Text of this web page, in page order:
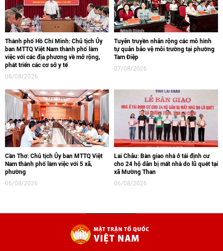
Thành phố Hồ Chí Minh: Chủ tịch Ủy
ban MTTQ Việt Nam thành phố làm
việc với các địa phương về mở rộng,
phát triển các cơ sở y tế
08/08/2026
Tuyên truyền nhân rộng các mô hình
tự quản bảo vệ môi trường tại phường
Tam Điệp
07/08/2026
Cần Thơ: Chủ tịch Ủy ban MTTQ Việt
Nam thành phố làm việc với 5 xã,
phường
06/08/2026
Lai Châu: Bàn giao nhà ở tái định cư
cho 24 hộ dân bị mất nhà do lũ quét tại
xã Mường Than
06/08/2026